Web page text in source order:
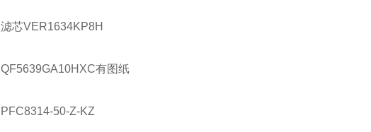
滤芯VER1634KP8H
QF5639GA10HXC有图纸
PFC8314-50-Z-KZ